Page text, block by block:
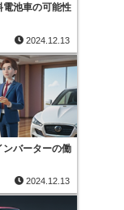
電池車の可能性
2024.12.13
ンバーターの働
2024.12.13